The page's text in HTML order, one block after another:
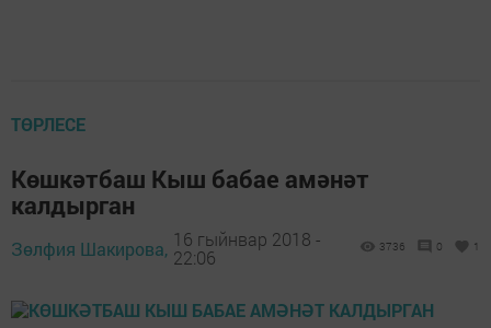
ТӨРЛЕСЕ
Көшкәтбаш Кыш бабае амәнәт
калдырган
Зөлфия Шакирова, 16 гыйнвар 2018 -
22:06
3736 0 1